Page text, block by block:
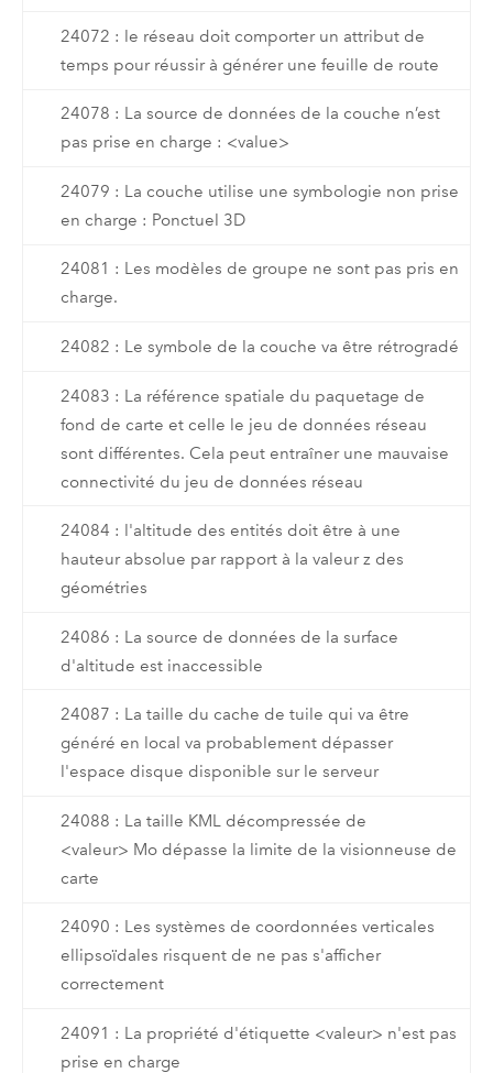
24072 : le réseau doit comporter un attribut de
temps pour réussir à générer une feuille de route
24078 : La source de données de la couche n’est
pas prise en charge : <value>
24079 : La couche utilise une symbologie non prise
en charge : Ponctuel 3D
24081 : Les modèles de groupe ne sont pas pris en
charge.
24082 : Le symbole de la couche va être rétrogradé
24083 : La référence spatiale du paquetage de
fond de carte et celle le jeu de données réseau
sont différentes. Cela peut entraîner une mauvaise
connectivité du jeu de données réseau
24084 : l'altitude des entités doit être à une
hauteur absolue par rapport à la valeur z des
géométries
24086 : La source de données de la surface
d'altitude est inaccessible
24087 : La taille du cache de tuile qui va être
généré en local va probablement dépasser
l'espace disque disponible sur le serveur
24088 : La taille KML décompressée de
<valeur> Mo dépasse la limite de la visionneuse de
carte
24090 : Les systèmes de coordonnées verticales
ellipsoïdales risquent de ne pas s'afficher
correctement
24091 : La propriété d'étiquette <valeur> n'est pas
prise en charge